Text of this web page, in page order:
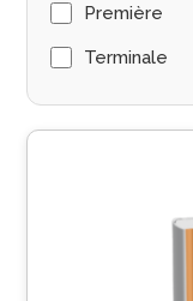
Première
Terminale